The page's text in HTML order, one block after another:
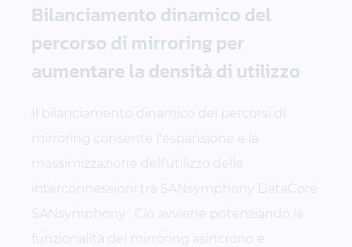
Bilanciamento dinamico del
percorso di mirroring per
aumentare la densità di utilizzo
Il bilanciamento dinamico dei percorsi di
mirroring consente l'espansione e la
massimizzazione dell'utilizzo delle
interconnessioni tra SANsymphony DataCore
SANsymphony . Ciò avviene potenziando la
funzionalità del
mirroring asincrono e